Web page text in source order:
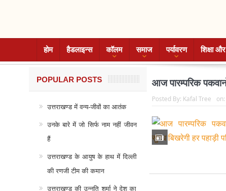
होम हैडलाइन्स कॉलम समाज पर्यावरण शिक्षा और
आज पारम्परिक
Posted By: Kafal Tree on:
POPULAR POSTS
उत्तराखण्ड में वन्य-जीवों का आतंक
उनके बारे में जो सिर्फ नाम नहीं जीवन
हैं
उत्तराखण्ड के आयुष के हाथ में दिल्ली
की रणजी टीम की कमान
उत्तराखण्ड की उन्नति शर्मा ने देश का